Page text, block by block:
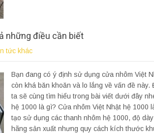
những điều cần biết
tức khác
Bạn đang có ý định sử dụng cửa nhôm Việt
còn khá băn khoăn và lo lắng về vấn đề
ta sẽ cùng tìm hiểu trong bài viết dưới đây
hệ 1000 là gì? Cửa nhôm Việt Nhật hệ 1000
tạo sử dụng các thanh nhôm hệ 1000, độ
hãng sản xuất nhưng quy cách kích thước